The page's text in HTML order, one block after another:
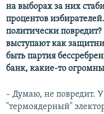
на выборах за них
процентов
политически
выступают как
быть партия
банк, какие-то
– Думаю, не повредит.
"термоядерный"